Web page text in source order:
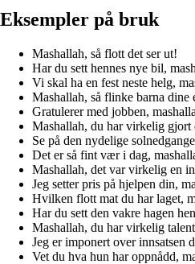
Eksempler på bruk
Mashallah, så flott det ser ut!
Har du sett hennes nye bil,
Vi skal ha en fest neste helg,
Mashallah, så flinke barna dine
Gratulerer med jobben,
Mashallah, du har virkelig gjort
Se på den nydelige
Det er så fint vær i dag,
Mashallah, det var virkelig en
Jeg setter pris på hjelpen din,
Hvilken flott mat du har laget,
Har du sett den vakre hagen
Mashallah, du har virkelig
Jeg er imponert over innsatsen
Vet du hva hun har oppnådd,